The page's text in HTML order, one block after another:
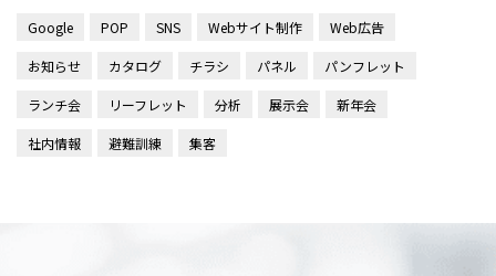
Google POP SNS Webサイト制作 Web広告
お知らせ カタログ チラシ パネル パンフレット
ランチ会 リーフレット 分析 展示会 新年会
社内情報 避難訓練 集客